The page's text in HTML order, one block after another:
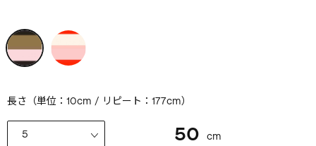
長さ（単位：10cm / リピート：177cm）
50 cm